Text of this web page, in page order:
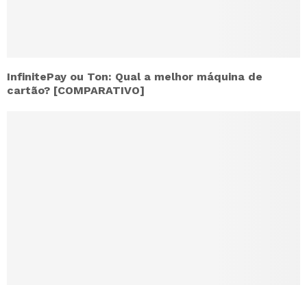
InfinitePay ou Ton: Qual a melhor máquina de
cartão? [COMPARATIVO]